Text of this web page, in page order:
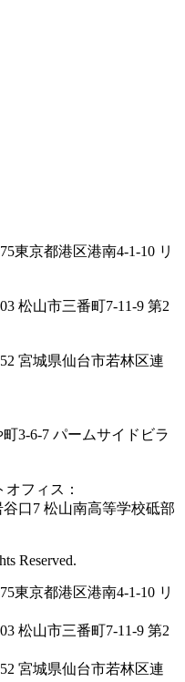
東京都港区港南4-1-10 リ
松山市三番町7-11-9 第2
宮城県仙台市若林区連
3-6-7 パームサイドビラ
フィス：
口7 松山南高等学校砥部
Reserved.
東京都港区港南4-1-10 リ
松山市三番町7-11-9 第2
宮城県仙台市若林区連